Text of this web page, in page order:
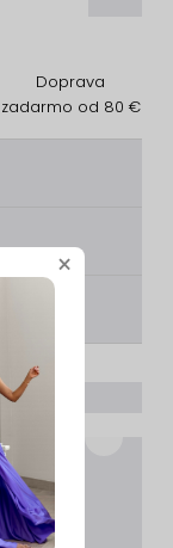
Doprava
zadarmo od 80 €
×